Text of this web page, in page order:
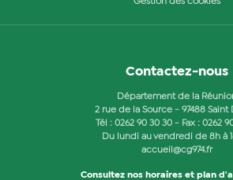
Gestion des cookies
Contactez-nous
Département de la
2 rue de la Source - 97488 Saint
Tél : 0262 90 30 30 - Fax : 0262
Du lundi au vendredi de 8h à
accueil@cg974.fr
Consultez nos horaires et plan